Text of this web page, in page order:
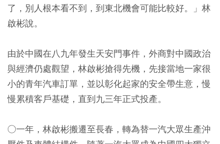
了，別人根本看不到，到東北機會可能比較好。」林
啟彬說。
由於中國在八九年發生天安門事件，外商對中國政治
與經濟仍處觀望，林啟彬搶得先機，先接當地一家很
小的青年汽車訂單，並以彰化起家的安全帶生意，慢
慢累積客戶基礎，直到九三年正式投產。
○一年，林啟彬搬遷至長春，轉為替一汽大眾生產沖